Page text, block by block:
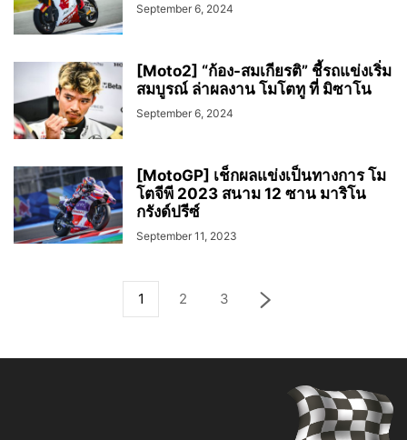
September 6, 2024
[Moto2] “ก้อง-สมเกียรติ” ชี้รถแข่งเริ่ม
สมบูรณ์ ล่าผลงาน โมโตทู ที่ มิซาโน
September 6, 2024
[MotoGP] เช็กผลแข่งเป็นทางการ โม
โตจีพี 2023 สนาม 12 ซาน มาริโน
กรังด์ปรีซ์
September 11, 2023
1 2 3